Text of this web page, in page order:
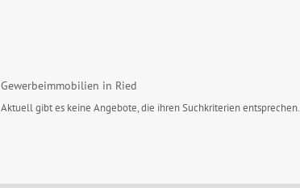
Gewerbeimmobilien in Ried
Aktuell gibt es keine Angebote, die ihren Suchkriterien entsprechen.